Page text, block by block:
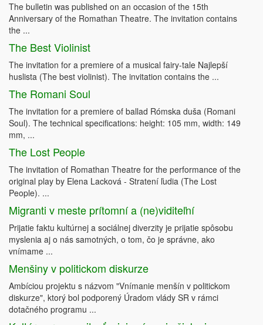
The bulletin was published on an occasion of the 15th
Anniversary of the Romathan Theatre. The invitation contains
the ...
The Best Violinist
The invitation for a premiere of a musical fairy-tale Najlepší
huslista (The best violinist). The invitation contains the ...
The Romani Soul
The invitation for a premiere of ballad Rómska duša (Romani
Soul). The technical specifications: height: 105 mm, width: 149
mm, ...
The Lost People
The invitation of Romathan Theatre for the performance of the
original play by Elena Lacková - Stratení ľudia (The Lost
People). ...
Migranti v meste prítomní a (ne)viditeľní
Prijatie faktu kultúrnej a sociálnej diverzity je prijatie spôsobu
myslenia aj o nás samotných, o tom, čo je správne, ako
vnímame ...
Menšiny v politickom diskurze
Ambíciou projektu s názvom "Vnímanie menšín v politickom
diskurze", ktorý bol podporený Úradom vlády SR v rámci
dotačného programu ...